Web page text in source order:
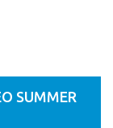
SUMMER